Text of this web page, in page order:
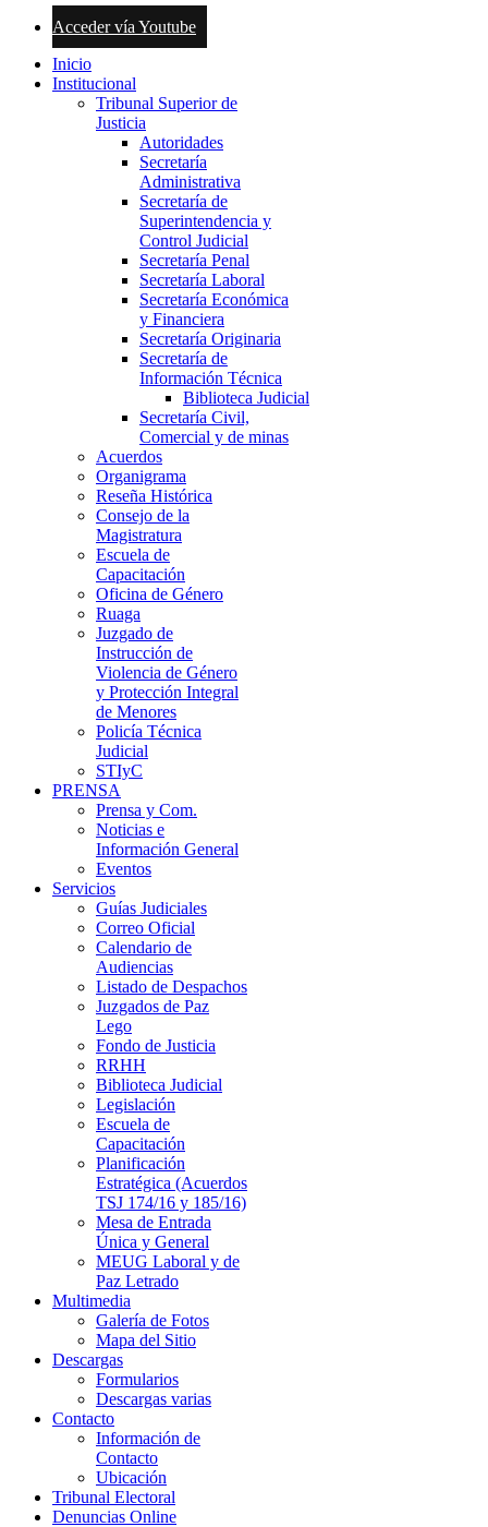
Acceder vía Youtube
Inicio
Institucional
Tribunal Superior de
Justicia
Autoridades
Secretaría
Administrativa
Secretaría de
Superintendencia y
Control Judicial
Secretaría Penal
Secretaría Laboral
Secretaría Económica
y Financiera
Secretaría Originaria
Secretaría de
Información Técnica
Biblioteca Judicial
Secretaría Civil,
Comercial y de minas
Acuerdos
Organigrama
Reseña Histórica
Consejo de la
Magistratura
Escuela de
Capacitación
Oficina de Género
Ruaga
Juzgado de
Instrucción de
Violencia de Género
y Protección Integral
de Menores
Policía Técnica
Judicial
STIyC
PRENSA
Prensa y Com.
Noticias e
Información General
Eventos
Servicios
Guías Judiciales
Correo Oficial
Calendario de
Audiencias
Listado de Despachos
Juzgados de Paz
Lego
Fondo de Justicia
RRHH
Biblioteca Judicial
Legislación
Escuela de
Capacitación
Planificación
Estratégica (Acuerdos
TSJ 174/16 y 185/16)
Mesa de Entrada
Única y General
MEUG Laboral y de
Paz Letrado
Multimedia
Galería de Fotos
Mapa del Sitio
Descargas
Formularios
Descargas varias
Contacto
Información de
Contacto
Ubicación
Tribunal Electoral
Denuncias Online